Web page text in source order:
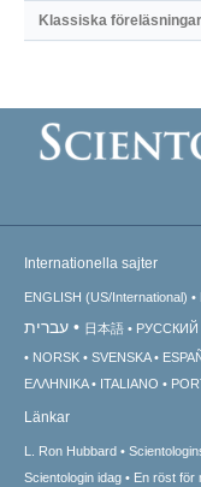
Klassiska föreläsningar
Internationella sajter
ENGLISH (US/International)
עברית 日本語 РУССКИЙ
NORSK
SVENSKA
ΕΛΛΗΝΙΚA
ITALIANO
Länkar
L. Ron Hubbard
Scientologin idag
En röst för